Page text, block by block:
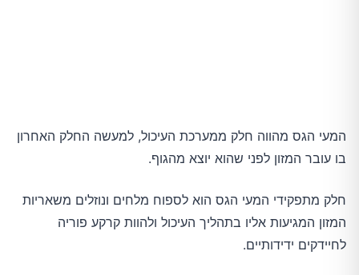
המעי הגס מהווה חלק ממערכת העיכול, למעשה החלק האחרון
בו עובר המזון לפני שהוא יוצא מהגוף.
חלק מתפקידי המעי הגס הוא לספוח מלחים ונוזלים משאריות
המזון המגיעות אליו בתהליך העיכול ולהוות קרקע פוריה
לחיידקים ידידותיים.